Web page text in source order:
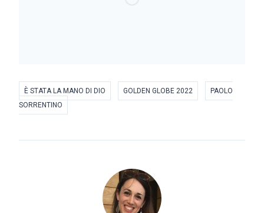
È STATA LA MANO DI DIO GOLDEN GLOBE 2022
PAOLO
SORRENTINO